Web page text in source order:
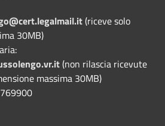
(riceve solo
30MB)
(non rilascia ricevute
massima 30MB)